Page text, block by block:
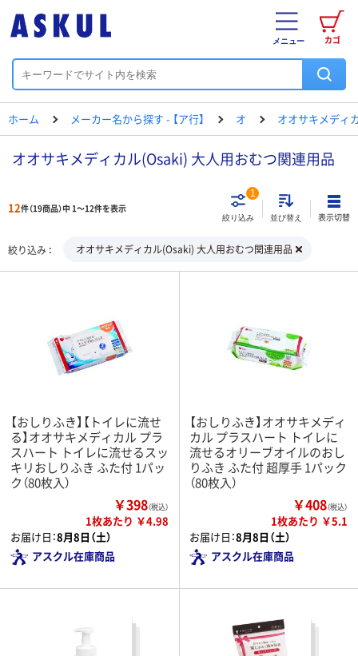
カゴ
メニュー
ホーム メーカー名から探す - 【ア行】 オ オオサキメディ
オオサキメディカル(Osaki) 大人用おむつ関連用品
12件（19商品）中 1～12件を表示
絞り込み
1
並び替え 表示切替
絞り込み オオサキメディカル(Osaki) 大人用おむつ関連用品
【おしりふき】【トイレに流せ
る】オオサキメディカル プラ
スハート トイレに流せるスッ
キリおしりふき ふた付 1パッ
ク（80枚入）
￥398（税込）
1枚あたり ￥4.98
お届け日：8月8日（土）
アスクル在庫商品
【おしりふき】オオサキメディ
カル プラスハート トイレに
流せるオリーブオイルのおし
りふき ふた付 超厚手 1パック
（80枚入）
￥408（税込）
1枚あたり ￥5.1
お届け日：8月8日（土）
アスクル在庫商品